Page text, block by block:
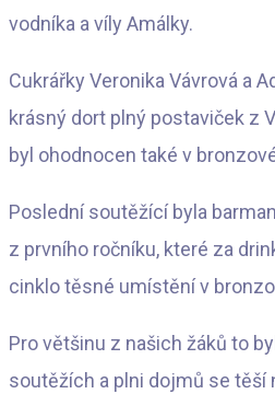
vodníka a víly Amálky.
Cukrářky Veronika Vávrová a
krásný dort plný postaviček z
byl ohodnocen také v
Poslední soutěžící byla
z prvního ročníku, které za
cinklo těsné umístění v
Pro většinu z našich žáků to
soutěžích a plni dojmů se těší